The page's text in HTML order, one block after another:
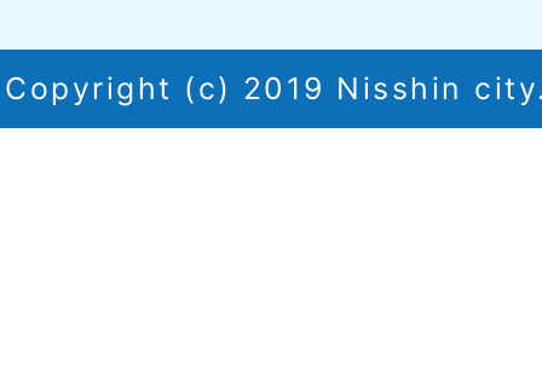
Copyright (c) 2019 Nisshin